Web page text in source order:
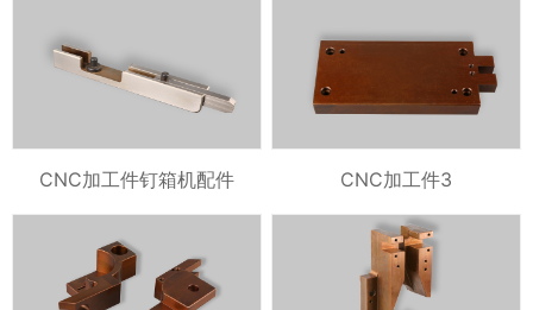
CNC加工件钉箱机配件 CNC加工件3